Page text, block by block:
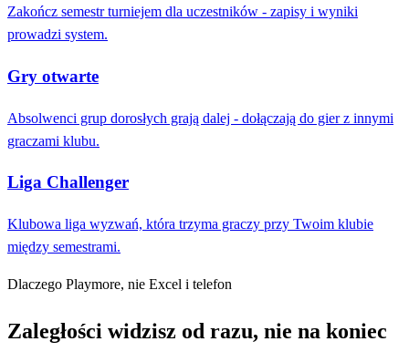
Zakończ semestr turniejem dla uczestników - zapisy i wyniki
prowadzi system.
Gry otwarte
Absolwenci grup dorosłych grają dalej - dołączają do gier z innymi
graczami klubu.
Liga Challenger
Klubowa liga wyzwań, która trzyma graczy przy Twoim klubie
między semestrami.
Dlaczego Playmore, nie Excel i telefon
Zaległości widzisz od razu, nie na koniec